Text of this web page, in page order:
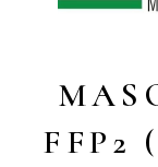
FFP2